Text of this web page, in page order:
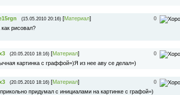
0
(15.05.2010 20:16)[Материал]
как рисовал?
0
(20.05.2010 18:16)[Материал]
картинка с граффой=)Я из нее аву се делал=)
0
(20.05.2010 18:16)[Материал]
придумал с инициалами на картинке с графой=)